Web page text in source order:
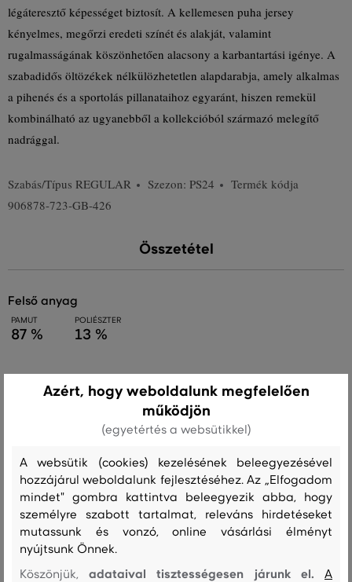
légáteresztő képességet biztosít. A kellemesen puha jersey
kényelmes, megőrzi eredeti színét és alakját, valamint
rugalmasságának köszönhetően alacsony a karbantartási igénye. A
szabadidős öltözékek nélkülözhetetlen alapdarabja, amely alkalmas
a pihenés és a sportolás pillanataihoz egyaránt, hiszen remekül
kombinálható az ugyanebből a kollekcióból származó melegítő
nadrággal.
Szabás/Típus REGULAR Szezon: PS24
Termék kódja
906878-723-GB-426
Összetétel
felső anyag
PAMUT
87 %
POLIÉSZTER
13 %
Kezelési útmutató
Ajánlott termékek
Azért, hogy weboldalunk megfelelően
működjön
(egyetértés a websütikkel)
A websütik (cookies) kezelésének beleegyezésével
hozzájárul weboldalunk fejlesztéséhez. Az „Elfogadom
mindet" gombra kattintva beleegyezik abba, hogy
személyre szabott tartalmat, releváns hirdetéseket
mutassunk és vonzó, online vásárlási élményt
nyújtsunk Önnek.
Köszönjük,adataival tisztességesen járunk el.A